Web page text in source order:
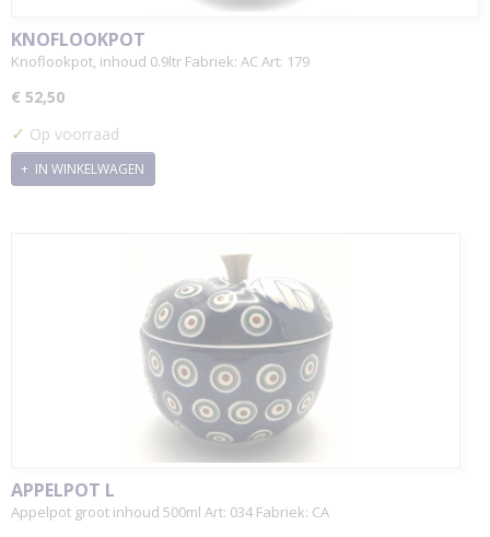
KNOFLOOKPOT
Knoflookpot, inhoud 0.9ltr Fabriek: AC Art: 179
€ 52,50
✓ Op voorraad
IN WINKELWAGEN
APPELPOT L
Appelpot groot inhoud 500ml Art: 034 Fabriek: CA